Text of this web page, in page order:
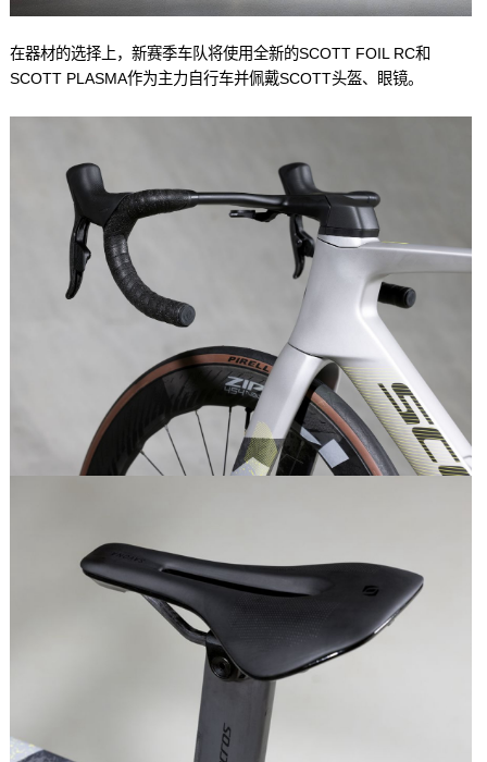
在器材的选择上，新赛季车队将使用全新的SCOTT FOIL RC和
SCOTT PLASMA作为主力自行车并佩戴SCOTT头盔、眼镜。